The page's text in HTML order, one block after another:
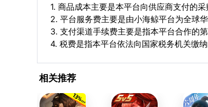
1. 商品成本主要是本平台向供应商支付的采
2. 平台服务费主要是由小海鲸平台为全球
3. 支付渠道手续费主要是指本平台合作的
4. 税费是指本平台依法向国家税务机关缴纳
相关推荐